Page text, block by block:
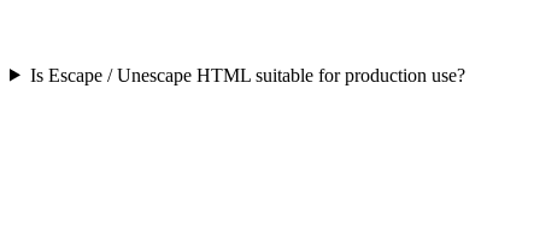
Is Escape / Unescape HTML suitable for production use?